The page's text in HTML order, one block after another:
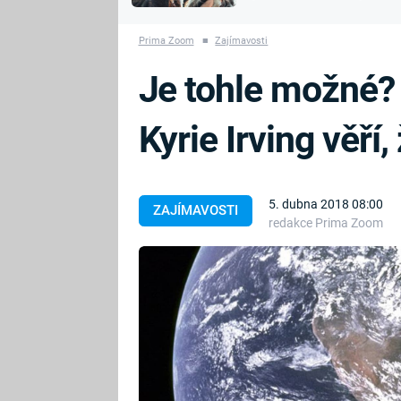
PRVNÍ SVĚTOVÁ
BRITSKÁ
RODINA
Prima Zoom ■ Zajímavosti
ZAJÍMAVOSTI
5. dubna 2018 08:00
redakce Prima Zoom
Je tohle
Kyrie Irving